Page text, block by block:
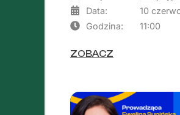
Data:
10
Godzina:
11:00
ZOBACZ